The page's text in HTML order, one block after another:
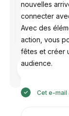
Conçu par
nouvelles
connecter
Avec des
action, vous
fêtes et créer
audience.
Cet e-mail